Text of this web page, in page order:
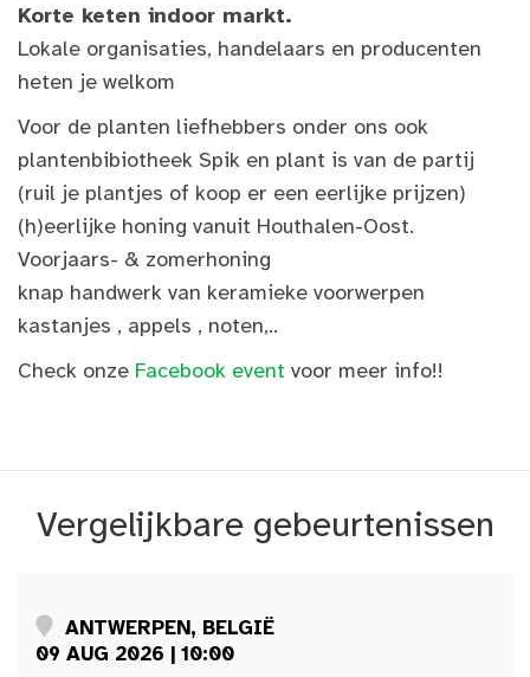
Korte keten indoor markt.
Lokale organisaties, handelaars en producenten
heten je welkom
Voor de planten liefhebbers onder ons ook
plantenbibiotheek Spik en plant is van de partij
(ruil je plantjes of koop er een eerlijke prijzen)
(h)eerlijke honing vanuit Houthalen-Oost.
Voorjaars- & zomerhoning
knap handwerk van keramieke voorwerpen
kastanjes , appels , noten,..
Check onze Facebook event voor meer info!!
Vergelijkbare gebeurtenissen
ANTWERPEN, BELGIË
09 AUG 2026 | 10:00